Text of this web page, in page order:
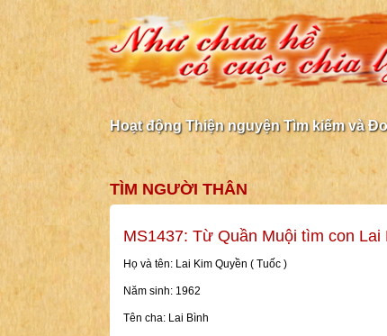
Hoạt động Thiện nguyện Tìm kiếm và
TÌM NGƯỜI THÂN
MS1437: Từ Quần Muội tìm con Lai
Họ và tên: Lai Kim Quyền ( Tuốc )
Năm sinh: 1962
Tên cha: Lai Bình